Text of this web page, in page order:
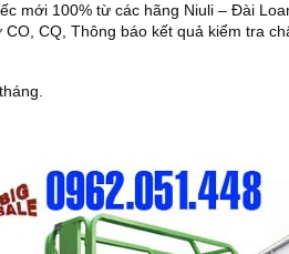
mới 100% từ các hãng Niuli – Đài
CQ, Thông báo kết quả kiểm tra